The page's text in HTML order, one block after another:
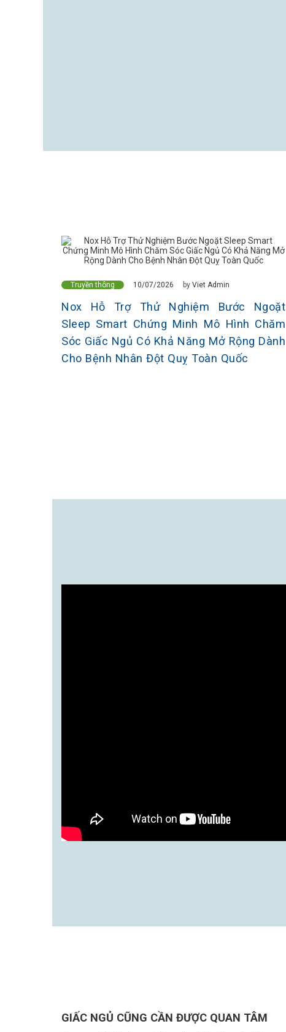
Truyền thông 10/07/2026 by Viet Admin
Nox Hỗ Trợ Thử Nghiệm Bước Ngoặt
Sleep Smart Chứng Minh Mô Hình Chăm
Sóc Giấc Ngủ Có Khả Năng Mở Rộng Dành
Cho Bệnh Nhân Đột Quỵ Toàn Quốc
GIẤC NGỦ CŨNG CẦN ĐƯỢC QUAN TÂM